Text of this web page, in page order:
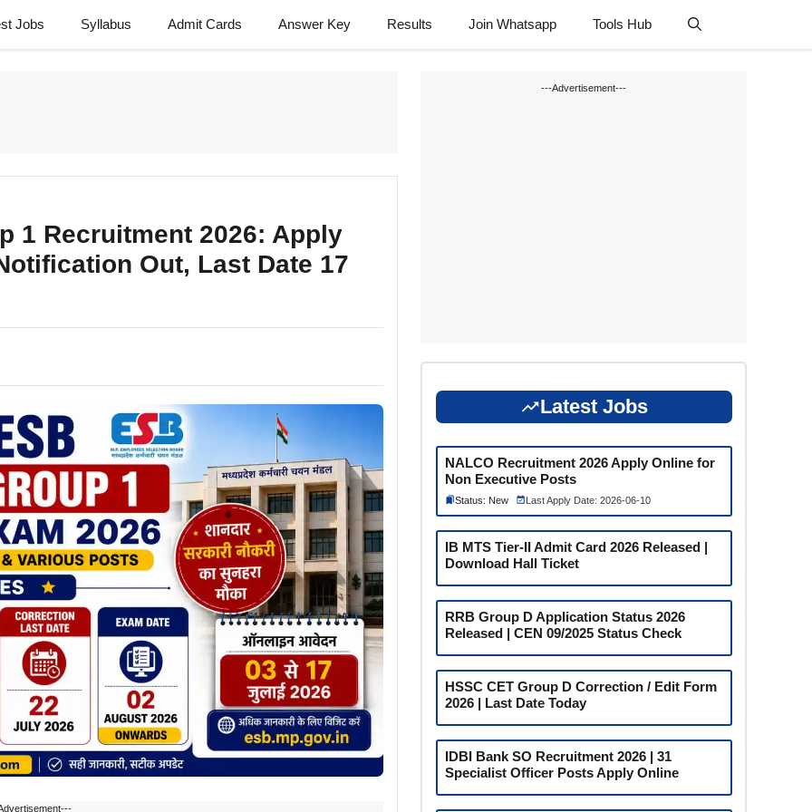
Jobs Syllabus Admit Cards Answer Key Results Join Whatsapp Tools Hub
1 Recruitment 2026: Apply
Out, Last Date 17
---Advertisement---
Latest Jobs
NALCO Recruitment 2026 Apply Online for
Non Executive Posts
Status: New Last Apply Date: 2026-06-10
IB MTS Tier-II Admit Card 2026 Released |
Download Hall Ticket
RRB Group D Application Status 2026
Released | CEN 09/2025 Status Check
HSSC CET Group D Correction / Edit Form
2026 | Last Date Today
IDBI Bank SO Recruitment 2026 | 31
Specialist Officer Posts Apply Online